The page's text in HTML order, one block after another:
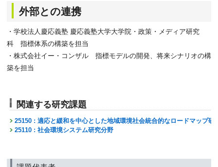
外部との連携
・学校法人慶応義塾 慶応義塾大学大学院・政策・メディア研究
科 指標体系の構築を担当
・株式会社イー・コンザル 指標モデルの開発、将来シナリオの構
築を担当
関連する研究課題
25150 : 適応と緩和を中心とした地域環境社会統合的なロードマップ研
25110 : 社会環境システム研究分野